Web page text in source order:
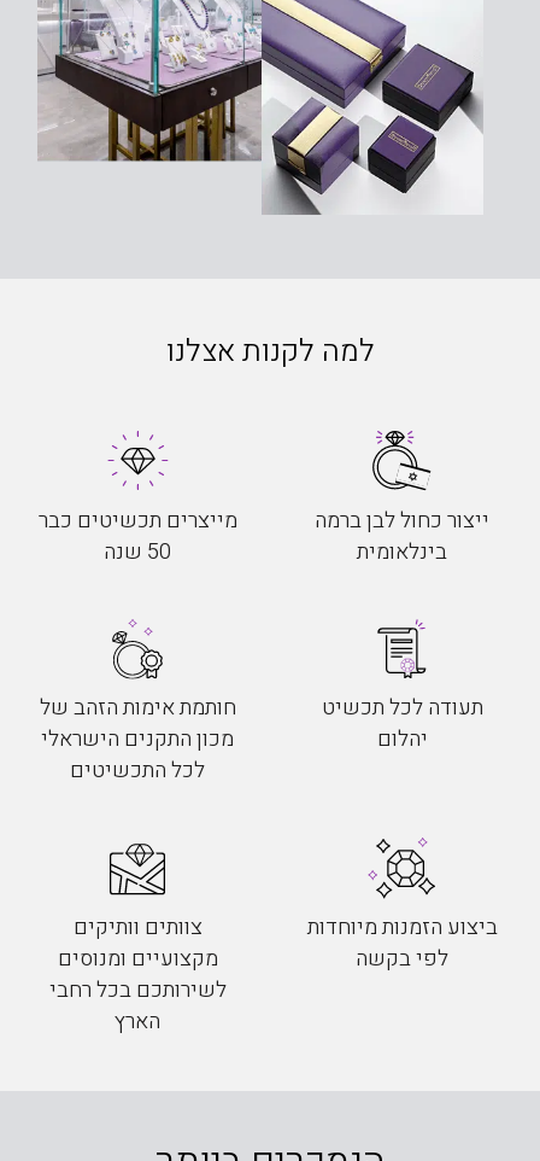
למה לקנות אצלנו
ייצור כחול לבן ברמה
בינלאומית
מייצרים תכשיטים כבר
50 שנה
תעודה לכל תכשיט
יהלום
חותמת אימות הזהב של
מכון התקנים הישראלי
לכל התכשיטים
ביצוע הזמנות מיוחדות
לפי בקשה
צוותים וותיקים
מקצועיים ומנוסים
לשירותכם בכל רחבי
הארץ